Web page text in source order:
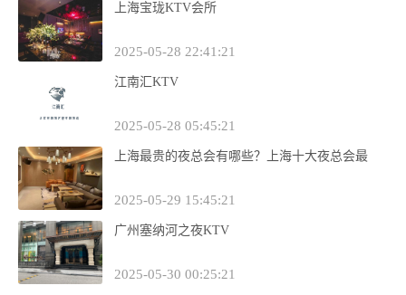
上海宝珑KTV会所
2025-05-28 22:41:21
江南汇KTV
2025-05-28 05:45:21
上海最贵的夜总会有哪些？上海十大夜总会最
2025-05-29 15:45:21
广州塞纳河之夜KTV
2025-05-30 00:25:21